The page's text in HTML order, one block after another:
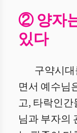
② 양자
있다
구약시
면서 예수님
고, 타락인
님과 부자의